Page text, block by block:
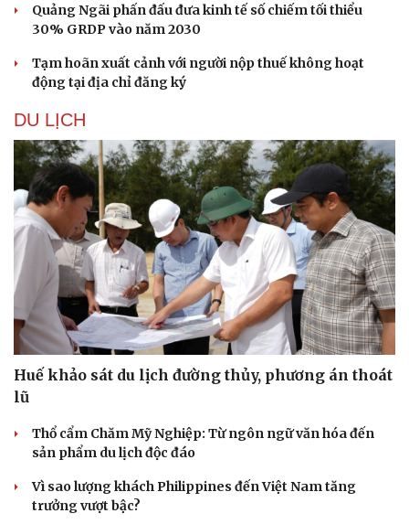
Quảng Ngãi phấn đấu đưa kinh tế số chiếm tối thiểu
30% GRDP vào năm 2030
Tạm hoãn xuất cảnh với người nộp thuế không hoạt
động tại địa chỉ đăng ký
DU LỊCH
Huế khảo sát du lịch đường thủy, phương án thoát
lũ
Thổ cẩm Chăm Mỹ Nghiệp: Từ ngôn ngữ văn hóa đến
sản phẩm du lịch độc đáo
Vì sao lượng khách Philippines đến Việt Nam tăng
trưởng vượt bậc?